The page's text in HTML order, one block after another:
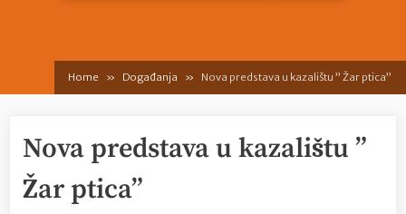
Home Događanja Nova predstava u kazalištu ” Žar ptica”
Nova predstava u kazalištu ”
Žar ptica”